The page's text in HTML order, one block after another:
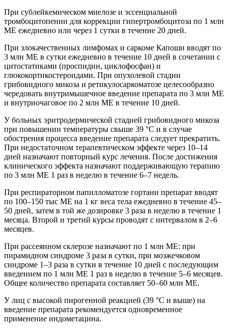
При сублейкемическом миелозе и эссенциальной
тромбоцитопении для коррекции гипертромбоцитоза по 1 млн
ME ежедневно или через 1 сутки в течение 20 дней.
При злокачественных лимфомах и саркоме Капоши вводят по
3 млн ME в сутки ежедневно в течение 10 дней в сочетании с
цитостатиками (проспидин, циклофосфан) и
глюкокортикостероидами. При опухолевой стадии
грибовидного микоза и ретикулосаркоматозе целесообразно
чередовать внутримышечное введение препарата по 3 млн ME
и внутриочаговое по 2 млн ME в течение 10 дней.
У больных эритродермической стадией грибовидного микоза
при повышении температуры свыше 39 °С и в случае
обострения процесса введение препарата следует прекратить.
При недостаточном терапевтическом эффекте через 10–14
дней назначают повторный курс лечения. После достижения
клинического эффекта назначают поддерживающую терапию
по 3 млн ME 1 раз в неделю в течение 6–7 недель.
При респираторном папилломатозе гортани препарат вводят
по 100–150 тыс ME на 1 кг веса тела ежедневно в течение 45–
50 дней, затем в той же дозировке 3 раза в неделю в течение 1
месяца. Второй и третий курсы проводят с интервалом в 2–6
месяцев.
При рассеянном склерозе назначают по 1 млн ME: при
пирамидном синдроме 3 раза в сутки, при мозжечковом
синдроме 1–3 раза в сутки в течение 10 дней с последующим
введением по 1 млн ME 1 раз в неделю в течение 5–6 месяцев.
Общее количество препарата составляет 50–60 млн ME.
У лиц с высокой пирогенной реакцией (39 °С и выше) на
введение препарата рекомендуется одновременное
применение индометацина.